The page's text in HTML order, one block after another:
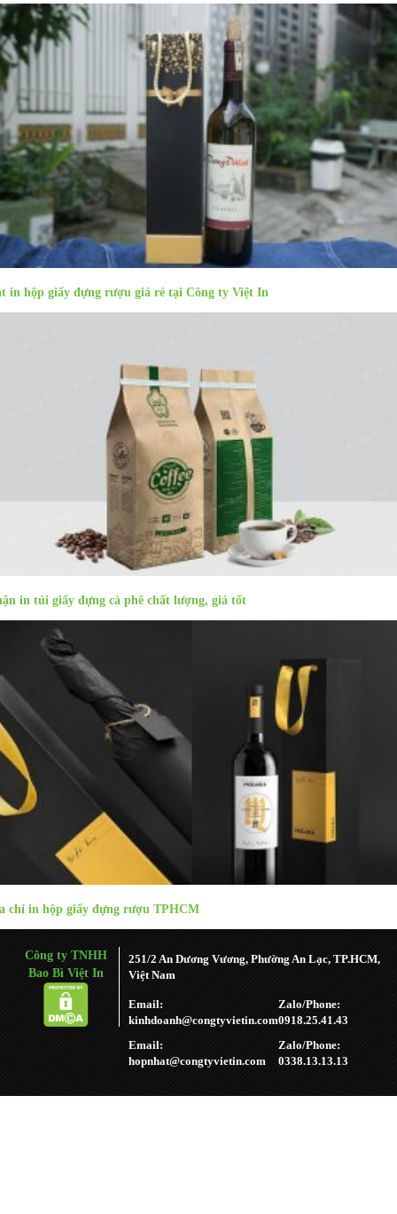
in hộp giấy đựng rượu giá rẻ tại Công ty Việt In
in túi giấy đựng cà phê chất lượng, giá tốt
chỉ in hộp giấy đựng rượu TPHCM
Công ty TNHH
Bao Bì Việt In
251/2 An Dương Vương, Phường An Lạc, TP.HCM,
Việt Nam
Email:
kinhdoanh@congtyvietin.com
Email:
hopnhat@congtyvietin.com
Zalo/Phone:
0918.25.41.43
Zalo/Phone:
0338.13.13.13